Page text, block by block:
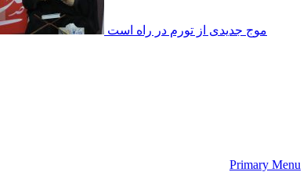
موج جدیدی از تورم در راه است
Primary Menu